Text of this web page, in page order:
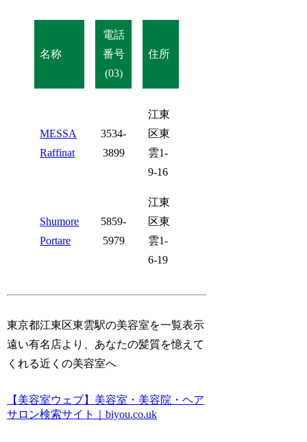
名称
電話
番号
(03)
住所
MESSA
Raffinat
3534-
3899
江東
区東
雲1-
9-16
Shumore
Portare
5859-
5979
江東
区東
雲1-
6-19
東京都江東区東雲駅の美容室を一覧表示
遠い有名店より、あなたの髪質を憶えて
くれる近くの美容室へ
【美容室ウェブ】美容室・美容院・ヘア
サロン検索サイト｜biyou.co.uk